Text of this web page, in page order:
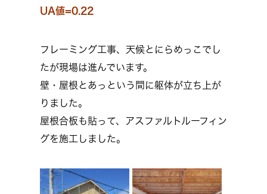
UA値=0.22
フレーミング工事、天候とにらめっこでし
たが現場は進んでいます。
壁・屋根とあっという間に躯体が立ち上が
りました。
屋根合板も貼って、アスファルトルーフィン
グを施工しました。